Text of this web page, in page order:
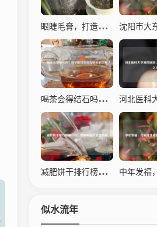
眼睫毛膏，打造魅力电眼与温和卸除的完整指南
喝茶会得结石吗？科学解读茶叶与结石的关系
减肥饼干排行榜之一名，瘦身神器还是营销陷阱？
似水流年